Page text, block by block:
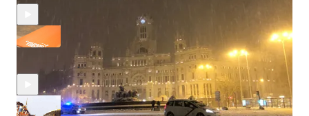
Promo 'Hora 14': El Mundo Today (2022)
nov 19, 2023 • Javier Casal